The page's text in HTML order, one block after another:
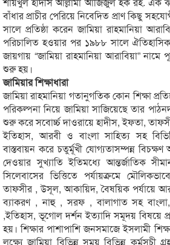
বাঁধার প্রাচীর পেরিয়ে নিবেদিত প্রাণ কিছু
সালে প্রতিষ্ঠা করেন জামিয়া রাহমানিয়া
পরিচালিত হওয়ার পর ১৯৮৮ সালে
জায়গায় “জামিয়া রাহমানিয়া আরাবিয়া” নামে
শুরু হয়।
জামিয়ার শিক্ষাধারা
জামিয়া রাহমানিয়া গতানুগতিক কোন শিক্ষা
পরিকল্পনা নিয়ে জামিয়া সাজিয়েছে তার
শুরু করে সবোর্চ্চ দাওরায়ে হাদীস, ইফতা,
ইতিহাস, আরবী ও বাংলা সাহিত্য সহ
বাস্তবায়ন করে চতুর্মূখী যোগ্যতাসম্পন্ন
দেওয়ার সুখ্যাতি ইতিমধ্যে আন্তর্জাতিক
সিলেবাসের ভিত্তিতে পর্যায়ক্রমে
তাফসীর , উসূল, আকায়িদ, বৈষয়িক পর্যায়ে
ব্যাকরণ , নাহু , সরফ , বালাগাত সহ
,ইতিহাস, ভূগোল দর্শন ইত্যাদি সমূদয় বিষয়ে
হয়। শিক্ষার পাশাপাশি জনসমাজে ইসলামী
লক্ষ্যে জামিয়া বিভিন্ন সময় বিভিন্ন কর্মসূচী